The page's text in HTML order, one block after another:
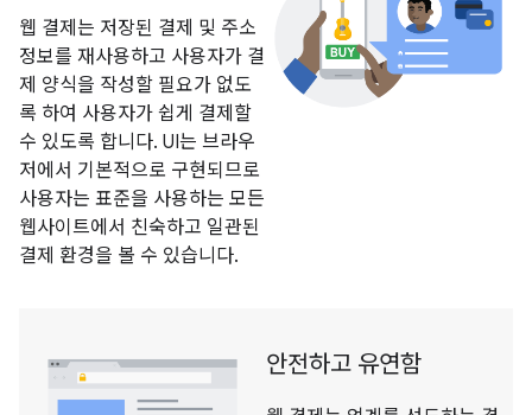
웹 결제는 저장된 결제 및 주소
정보를 재사용하고 사용자가 결
제 양식을 작성할 필요가 없도
록 하여 사용자가 쉽게 결제할
수 있도록 합니다. UI는 브라우
저에서 기본적으로 구현되므로
사용자는 표준을 사용하는 모든
웹사이트에서 친숙하고 일관된
결제 환경을 볼 수 있습니다.
안전하고 유연함